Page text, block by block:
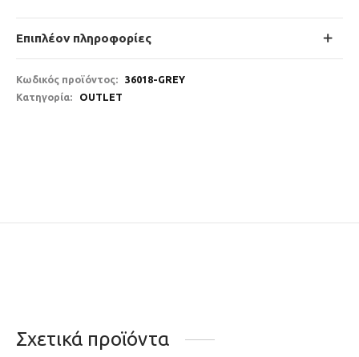
Επιπλέον πληροφορίες
Κωδικός προϊόντος:
36018-GREY
Κατηγορία:
OUTLET
Σχετικά προϊόντα